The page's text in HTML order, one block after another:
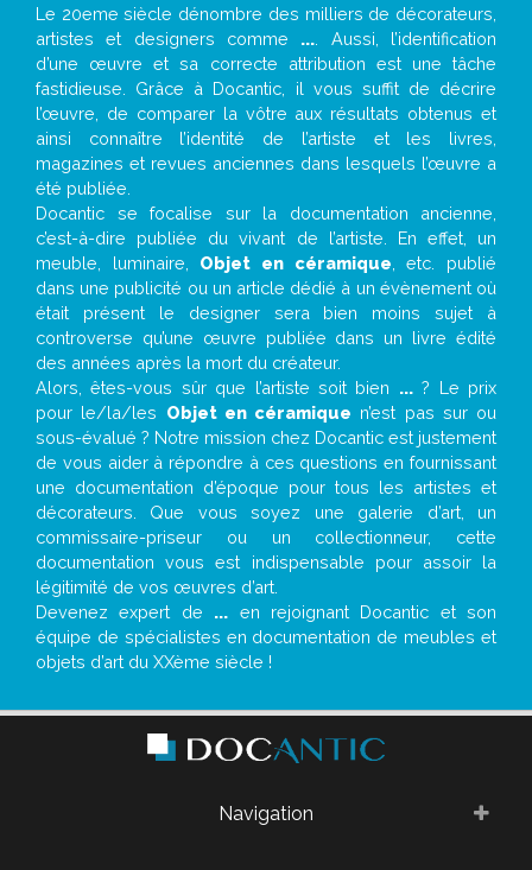
Le 20eme siècle dénombre des milliers de décorateurs,
artistes et designers comme ... . Aussi, l’identification
d’une œuvre et sa correcte attribution est une tâche
fastidieuse. Grâce à Docantic, il vous suffit de décrire
l’œuvre, de comparer la vôtre aux résultats obtenus et
ainsi connaître l’identité de l’artiste et les livres,
magazines et revues anciennes dans lesquels l’œuvre a
été publiée.
Docantic se focalise sur la documentation ancienne,
c’est-à-dire publiée du vivant de l’artiste. En effet, un
meuble, luminaire, Objet en céramique , etc. publié
dans une publicité ou un article dédié à un évènement où
était présent le designer sera bien moins sujet à
controverse qu’une œuvre publiée dans un livre édité
des années après la mort du créateur.
Alors, êtes-vous sûr que l’artiste soit bien ...? Le prix
pour le/la/les Objet en céramique n’est pas sur ou
sous-évalué ? Notre mission chez Docantic est justement
de vous aider à répondre à ces questions en fournissant
une documentation d’époque pour tous les artistes et
décorateurs. Que vous soyez une galerie d’art, un
commissaire-priseur ou un collectionneur, cette
documentation vous est indispensable pour assoir la
légitimité de vos œuvres d’art.
Devenez expert de ... en rejoignant Docantic et son
équipe de spécialistes en documentation de meubles et
objets d’art du XXème siècle !
Navigation